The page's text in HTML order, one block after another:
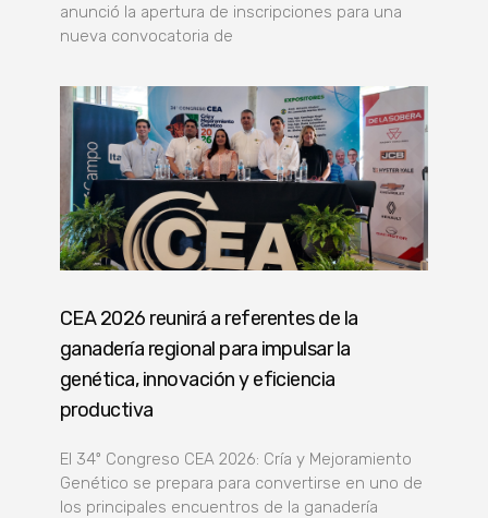
anunció la apertura de inscripciones para una
nueva convocatoria de
CEA 2026 reunirá a referentes de la
ganadería regional para impulsar la
genética, innovación y eficiencia
productiva
El 34º Congreso CEA 2026: Cría y Mejoramiento
Genético se prepara para convertirse en uno de
los principales encuentros de la ganadería